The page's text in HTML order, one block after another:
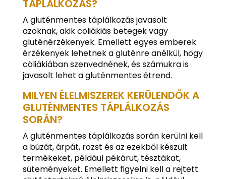
TÁPLÁLKOZÁS?
A gluténmentes táplálkozás javasolt
azoknak, akik cöliákiás betegek vagy
gluténérzékenyek. Emellett egyes emberek
érzékenyek lehetnek a gluténre anélkül, hogy
cöliákiában szenvednének, és számukra is
javasolt lehet a gluténmentes étrend.
MILYEN ÉLELMISZEREK KERÜLENDŐK A
GLUTÉNMENTES TÁPLÁLKOZÁS
SORÁN?
A gluténmentes táplálkozás során kerülni kell
a búzát, árpát, rozst és az ezekből készült
termékeket, például pékárut, tésztákat,
süteményeket. Emellett figyelni kell a rejtett